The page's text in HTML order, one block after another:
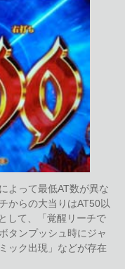
よって最低AT数が異な
からの大当りはAT50以
して、「覚醒リーチで
タンプッシュ時にジャ
ック出現」などが存在